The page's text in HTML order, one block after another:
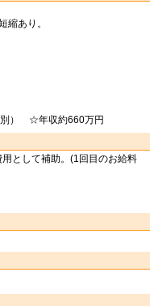
縮あり。
） ☆年収約660万円
として補助。(1回目のお給料